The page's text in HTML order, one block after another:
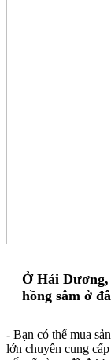
Ở Hải
hồng sâm ở
- Bạn có thể mua
lớn chuyên cung